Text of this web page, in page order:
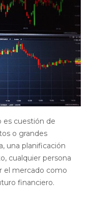
es cuestión de
o grandes
una planificación
cualquier persona
el mercado como
financiero.